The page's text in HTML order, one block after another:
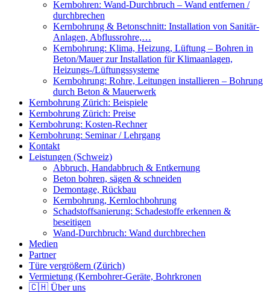
Kernbohren: Wand-Durchbruch – Wand entfernen /
durchbrechen
Kernbohrung & Betonschnitt: Installation von Sanitär-
Anlagen, Abflussrohre,…
Kernbohrung: Klima, Heizung, Lüftung – Bohren in
Beton/Mauer zur Installation für Klimaanlagen,
Heizungs-/Lüftungssysteme
Kernbohrung: Rohre, Leitungen installieren – Bohrung
durch Beton & Mauerwerk
Kernbohrung Zürich: Beispiele
Kernbohrung Zürich: Preise
Kernbohrung: Kosten-Rechner
Kernbohrung: Seminar / Lehrgang
Kontakt
Leistungen (Schweiz)
Abbruch, Handabbruch & Entkernung
Beton bohren, sägen & schneiden
Demontage, Rückbau
Kernbohrung, Kernlochbohrung
Schadstoffsanierung: Schadestoffe erkennen &
beseitigen
Wand-Durchbruch: Wand durchbrechen
Medien
Partner
Türe vergrößern (Zürich)
Vermietung (Kernbohrer-Geräte, Bohrkronen
🇨🇭 Über uns